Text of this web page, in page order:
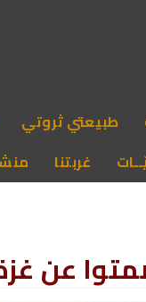
طبيعتي ثروتي
غربتنا
عن